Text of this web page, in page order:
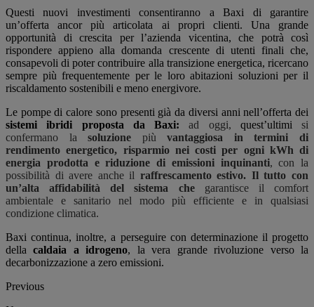
Questi nuovi investimenti consentiranno a Baxi di garantire
un’offerta ancor più articolata ai propri clienti. Una grande
opportunità di crescita per l’azienda vicentina, che potrà così
rispondere appieno alla domanda crescente di utenti finali che,
consapevoli di poter contribuire alla transizione energetica, ricercano
sempre più frequentemente per le loro abitazioni soluzioni per il
riscaldamento sostenibili e meno energivore.
Le pompe di calore sono presenti già da diversi anni nell’offerta dei
sistemi ibridi proposta da Baxi:ad oggi, quest’ultimi si
confermano lasoluzione più
vantaggiosa in termini di
rendimento energetico, risparmio nei costi per ogni kWh di
energia prodotta e riduzione di emissioni inquinanti, con la
possibilità di avere anche il raffrescamento estivo. Il tutto con
un’alta affidabilità del sistema che garantisce il comfort
ambientale e sanitario nel modo più efficiente e in qualsiasi
condizione climatica.
Baxi continua, inoltre, a perseguire con determinazione il progetto
dellacaldaia a idrogeno, la vera grande rivoluzione verso la
decarbonizzazione a zero emissioni.
Previous